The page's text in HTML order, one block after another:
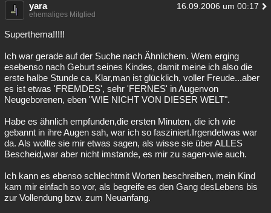
yara 16.09.2006 um 00:17
ehemaliges Mitglied
Superthema!!!!!
Ich war gerade auf der Suche nach Ähnlichem. Wem erging
esebenso nach Geburt seines Kindes, damit meine ich also die
erste halbe Stunde ca. Klar,man ist glücklich, voller Freude...aber
es ist etwas 'FREMDES', sehr 'FERNES' in Augenvon
Neugeborenen, eben "WIE NICHT VON DIESER WELT".
Habe es ähnlich empfunden,die ersten Minuten, die ich wie
gebannt in ihre Augen sah, war ich so fasziniert.Irgendetwas war
da. Als wollte sie mir etwas sagen, als wisse sie über ALLES
Bescheid,war aber nicht imstande, es mir zu sagen-wie auch.
Ich kann es ebenso schlechtmit Worten beschreiben, mein Kind
kam mir einfach so vor, als begreife es den Gang desLebens bis
zur Vollendung bzw. zum Neuanfang.